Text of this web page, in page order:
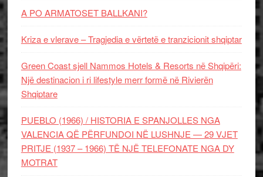
A PO ARMATOSET BALLKANI?
Kriza e vlerave – Tragjedia e vërtetë e tranzicionit shqiptar
Green Coast sjell Nammos Hotels & Resorts në Shqipëri:
Një destinacion i ri lifestyle merr formë në Rivierën
Shqiptare
PUEBLO (1966) / HISTORIA E SPANJOLLES NGA
VALENCIA QË PËRFUNDOI NË LUSHNJE — 29 VJET
PRITJE (1937 – 1966) TË NJË TELEFONATE NGA DY
MOTRAT